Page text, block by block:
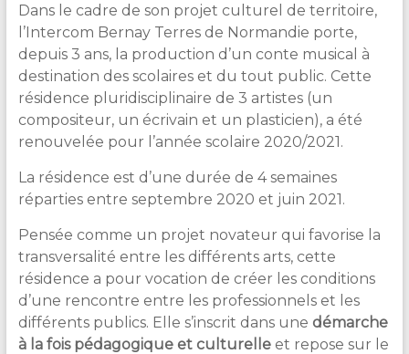
Dans le cadre de son projet culturel de territoire,
l’Intercom Bernay Terres de Normandie porte,
depuis 3 ans, la production d’un conte musical à
destination des scolaires et du tout public. Cette
résidence pluridisciplinaire de 3 artistes (un
compositeur, un écrivain et un plasticien), a été
renouvelée pour l’année scolaire 2020/2021.
La résidence est d’une durée de 4 semaines
réparties entre septembre 2020 et juin 2021.
Pensée comme un projet novateur qui favorise la
transversalité entre les différents arts, cette
résidence a pour vocation de créer les conditions
d’une rencontre entre les professionnels et les
différents publics. Elle s’inscrit dans une démarche
à la fois pédagogique et culturelle et repose sur le